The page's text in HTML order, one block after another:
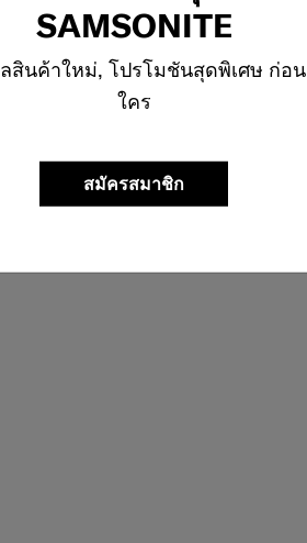
SAMSONITE
สินค้าใหม่, โปรโมชันสุดพิเศษ ก่อน
ใคร
สมัครสมาชิก